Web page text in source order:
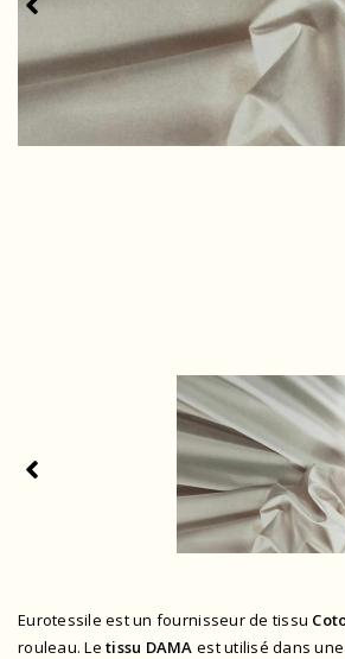
Eurotessile est un fournisseur de tissu
rouleau. Letissu DAMA est utilisé dans